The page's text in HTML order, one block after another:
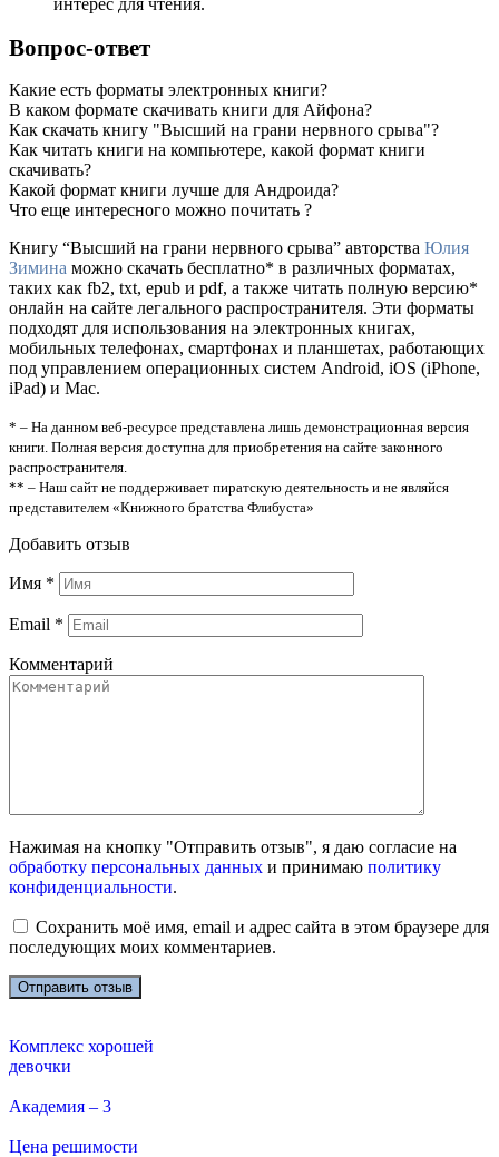
интерес для чтения.
Вопрос-ответ
Какие есть форматы электронных книги?
В каком формате скачивать книги для Айфона?
Как скачать книгу "Высший на грани нервного срыва"?
Как читать книги на компьютере, какой формат книги
скачивать?
Какой формат книги лучше для Андроида?
Что еще интересного можно почитать ?
Книгу “Высший на грани нервного срыва” авторства Юлия
Зимина можно скачать бесплатно* в различных форматах,
таких как fb2, txt, epub и pdf, а также читать полную версию*
онлайн на сайте легального распространителя. Эти форматы
подходят для использования на электронных книгах,
мобильных телефонах, смартфонах и планшетах, работающих
под управлением операционных систем Android, iOS (iPhone,
iPad) и Mac.
* – На данном веб-ресурсе представлена лишь демонстрационная версия
книги. Полная версия доступна для приобретения на сайте законного
распространителя.
** – Наш сайт не поддерживает пиратскую деятельность и не являйся
представителем «Книжного братства Флибуста»
Добавить отзыв
Имя *
Email *
Комментарий
Нажимая на кнопку "Отправить отзыв", я даю согласие на
обработку персональных данных и принимаю политику
конфиденциальности.
Сохранить моё имя, email и адрес сайта в этом браузере для
последующих моих комментариев.
Комплекс хорошей
девочки
Академия – 3
Цена решимости